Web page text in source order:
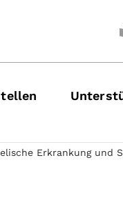
Erkrankung und